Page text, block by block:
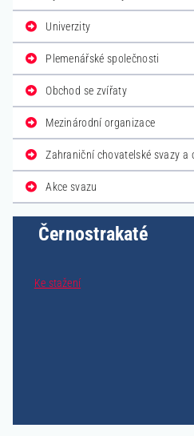
Univerzity
Plemenářské společnosti
Obchod se zvířaty
Mezinárodní organizace
Zahraniční chovatelské svazy a
Akce svazu
Černostrakaté
Ke stažení